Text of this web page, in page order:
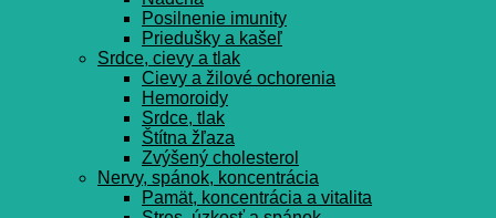
Posilnenie imunity
Priedušky a kašeľ
Srdce, cievy a tlak
Cievy a žilové ochorenia
Hemoroidy
Srdce, tlak
Štítna žľaza
Zvýšený cholesterol
Nervy, spánok, koncentrácia
Pamät, koncentrácia a vitalita